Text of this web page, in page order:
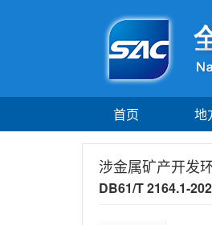
首页 地
涉金属矿产开发
DB61/T 2164.1-